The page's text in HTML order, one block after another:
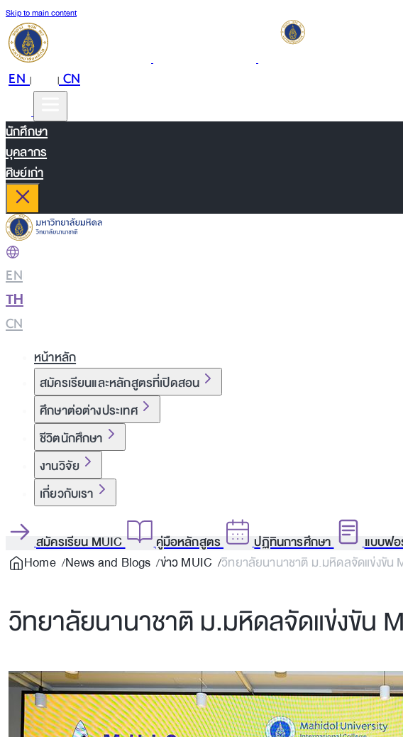
Skip to main content
EN| |CN
นักศึกษา
บุคลากร
ศิษย์เก่า
EN
TH
CN
หน้าหลัก
สมัครเรียนและหลักสูตรที่เปิดสอน
ศึกษาต่อต่างประเทศ
ชีวิตนักศึกษา
งานวิจัย
เกี่ยวกับเรา
สมัครเรียน MUIC คู่มือหลักสูตร ปฏิทินการศึกษา แบบฟ
Home News and Blogs ข่าว MUIC วิทยาลัยนานาชาติ ม.มหิดลจัดแข่งขัน
วิทยาลัยนานาชาติ ม.มหิดลจัดแข่งขัน